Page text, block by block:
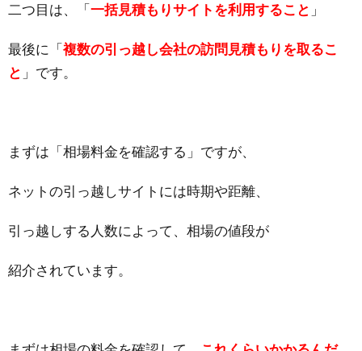
二つ目は、「一括見積もりサイトを利用すること 」
最後に「複数の引っ越し会社の訪問見積もりを取るこ
と 」です。
まずは「相場料金を確認する」ですが、
ネットの引っ越しサイトには時期や距離、
引っ越しする人数によって、相場の値段が
紹介されています。